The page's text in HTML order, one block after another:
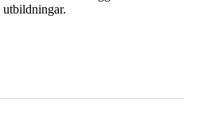
utbildningar.